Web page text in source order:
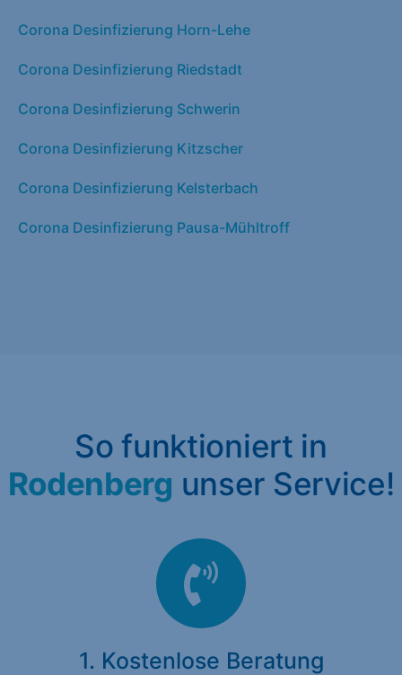
Corona Desinfizierung Horn-Lehe
Corona Desinfizierung Riedstadt
Corona Desinfizierung Schwerin
Corona Desinfizierung Kitzscher
Corona Desinfizierung Kelsterbach
Corona Desinfizierung Pausa-Mühltroff
So funktioniert in
Rodenberg unser Service!
1. Kostenlose Beratung